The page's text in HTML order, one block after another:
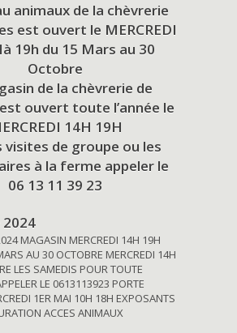
animaux de la chèvrerie
est ouvert le MERCREDI
19h du 15 Mars au 30
Octobre
de la chèvrerie de
ouvert toute l’année le
14H 19H
visites de groupe ou les
à la ferme appeler le
06 13 11 39 23
MAGASIN MERCREDI 14H 19H
AU 30 OCTOBRE MERCREDI 14H
LES SAMEDIS POUR TOUTE
LE 0613113923 PORTE
1ER MAI 10H 18H EXPOSANTS
ACCES ANIMAUX